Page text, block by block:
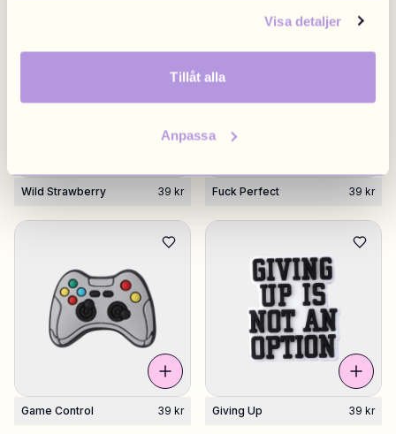
Visa detaljer
Tillåt alla
Anpassa
Wild Strawberry 39 kr Fuck Perfect 39 kr
Game Control 39 kr Giving Up 39 kr